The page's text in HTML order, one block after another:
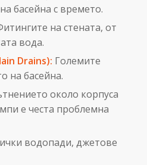
басейна с времето.
на стената, от
вода.
Drains): Големите
на басейна.
около корпуса
е честа проблемна
водопади, джетове